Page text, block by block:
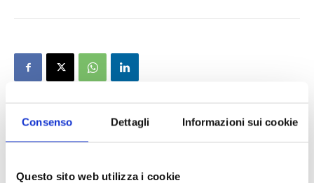
Consenso Dettagli Informazioni sui cookie
Questo sito web utilizza i cookie